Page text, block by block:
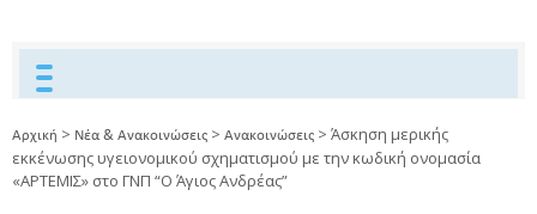
Αρχική > Νέα & Ανακοινώσεις > Ανακοινώσεις > Άσκηση μερικής
εκκένωσης υγειονομικού σχηματισμού με την κωδική ονομασία
«ΑΡΤΕΜΙΣ» στο ΓΝΠ “Ο Άγιος Ανδρέας”